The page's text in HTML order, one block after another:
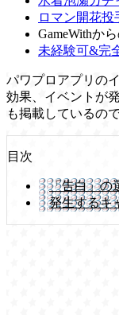
ロマン開花
GameWithか
未経験可&完
パワプロアプリの
効果、イベントが
も掲載しているの
目次
「告白」の
発生するキ